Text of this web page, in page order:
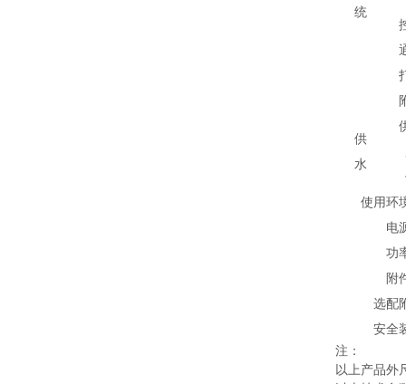
统
供
水
使用环
电
功
附
选配
安全
注：
以上产品外